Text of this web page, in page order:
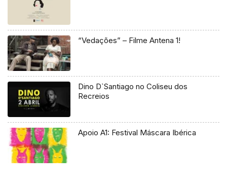
“Vedações” – Filme Antena 1!
Dino D`Santiago no Coliseu dos
Recreios
Apoio A1: Festival Máscara Ibérica